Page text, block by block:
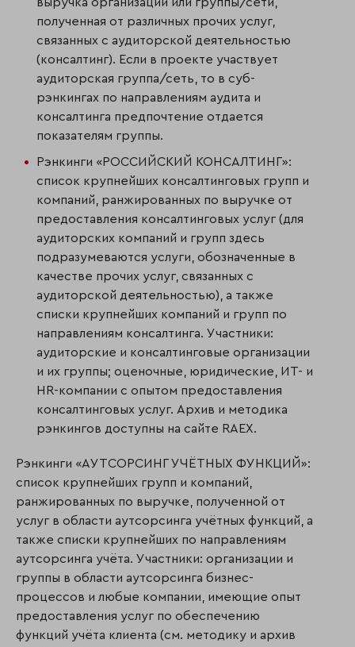
выручка организации или группы/сети,
полученная от различных прочих услуг,
связанных с ауди­торской деятельностью
(консалтинг). Если в проекте участвует
аудиторская группа/сеть, то в суб-
рэнкингах по направлениям аудита и
консалтинга пред­почтение отдается
показателям группы.
Рэнкинги «РОССИЙСКИЙ КОНСАЛТИНГ»:
список крупнейших консалтинговых групп и
компаний, ранжированных по выручке от
предоставления консалтинговых услуг (для
аудиторских компаний и групп здесь
подразумеваются услуги, обозначенные в
качестве прочих услуг, связанных с
аудиторской деятельностью), а также
списки крупнейших компаний и групп по
направлениям консалтинга. Участники:
аудиторские и консалтинговые организации
и их группы; оценочные, юридические, ИТ- и
HR-компании с опытом предоставления
консалтинговых услуг. Архив и методика
рэнкингов доступны на сайте RAEX.
Рэнкинги «АУТСОРСИНГ УЧЁТНЫХ ФУНКЦИЙ»:
список крупнейших групп и компаний,
ранжированных по выручке, полученной от
услуг в области аутсорсинга учётных функций, а
также списки крупнейших по направлениям
аутсорсинга учёта. Участники: организации и
группы в области аутсорсинга бизнес-
процессов и любые компании, имеющие опыт
предоставления услуг по обеспечению
функций учёта клиента (см. методику и архив